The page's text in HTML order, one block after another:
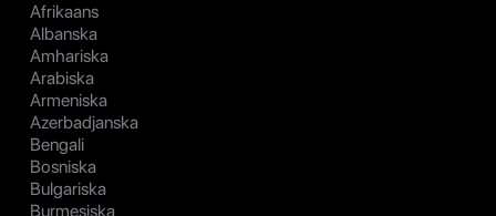
Afrikaans
Albanska
Amhariska
Arabiska
Armeniska
Azerbadjanska
Bengali
Bosniska
Bulgariska
Burmesiska